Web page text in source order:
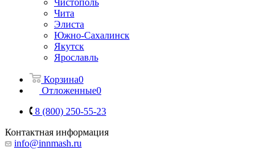
Чистополь
Чита
Элиста
Южно-Сахалинск
Якутск
Ярославль
Корзина0
Отложенные0
8 (800) 250-55-23
Контактная информация
info@innmash.ru